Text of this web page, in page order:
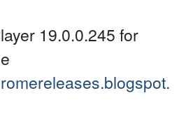
19.0.0.245 for